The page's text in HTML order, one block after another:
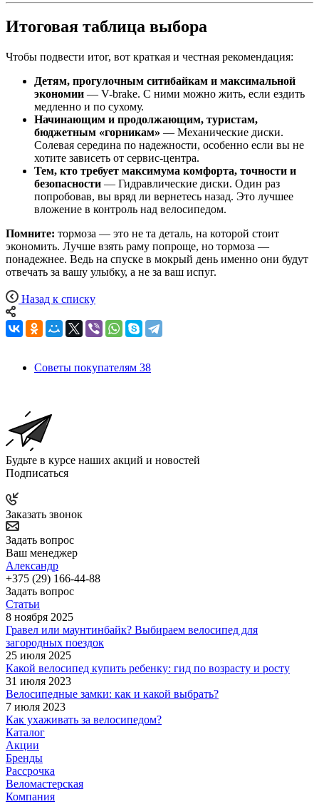
Итоговая таблица выбора
Чтобы подвести итог, вот краткая и честная рекомендация:
Детям, прогулочным ситибайкам и максимальной
экономии — V-brake. С ними можно жить, если ездить
медленно и по сухому.
Начинающим и продолжающим, туристам,
бюджетным «горникам» — Механические диски.
Солевая середина по надежности, особенно если вы не
хотите зависеть от сервис-центра.
Тем, кто требует максимума комфорта, точности и
безопасности — Гидравлические диски. Один раз
попробовав, вы вряд ли вернетесь назад. Это лучшее
вложение в контроль над велосипедом.
Помните: тормоза — это не та деталь, на которой стоит
экономить. Лучше взять раму попроще, но тормоза —
понадежнее. Ведь на спуске в мокрый день именно они будут
отвечать за вашу улыбку, а не за ваш испуг.
Назад к списку
Советы покупателям 38
Будьте в курсе наших акций и новостей
Подписаться
Заказать звонок
Задать вопрос
Ваш менеджер
Александр
+375 (29) 166-44-88
Задать вопрос
Статьи
8 ноября 2025
Гравел или маунтинбайк? Выбираем велосипед для
загородных поездок
25 июля 2025
Какой велосипед купить ребенку: гид по возрасту и росту
31 июля 2023
Велосипедные замки: как и какой выбрать?
7 июля 2023
Как ухаживать за велосипедом?
Каталог
Акции
Бренды
Рассрочка
Веломастерская
Компания